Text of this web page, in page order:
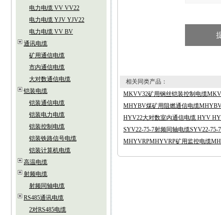
电力电缆 VV VV22
电力电缆 YJV YJV22
电力电缆 VV BV
通讯电缆
矿用通信电缆
市内通信电缆
大对数通信电缆
铠装电缆
铠装通信电缆
铠装电力电缆
铠装控制电缆
铠装铁路信号电缆
铠装计算机电缆
高温电缆
射频电缆
射频同轴电缆
RS485通讯电缆
2对RS485电缆
相关同类产品：
MKVV32矿用钢丝铠装控制电缆
MHYBV煤矿用阻燃通信电缆
HYV22大对数室内通信电缆 HYV
SYV22-75-7射频同轴电缆SYV22-75-7
MHYVRPMHYVRP矿用监控电缆